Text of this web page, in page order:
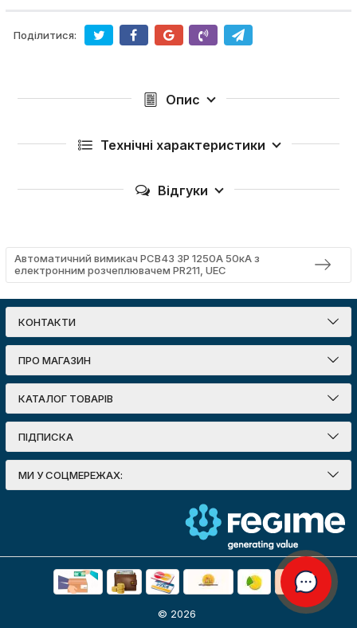
Поділитися:
Опис
Технічні характеристики
Відгуки
Автоматичний вимикач PCB43 3Р 1250А 50кА з
електронним розчеплювачем РR211, UEC
КОНТАКТИ
ПРО МАГАЗИН
КАТАЛОГ ТОВАРІВ
ПІДПИСКА
МИ У СОЦМЕРЕЖАХ:
© 2026